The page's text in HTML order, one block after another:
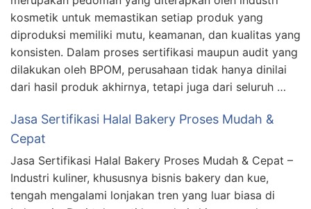
kosmetik untuk memastikan setiap produk yang
diproduksi memiliki mutu, keamanan, dan kualitas yang
konsisten. Dalam proses sertifikasi maupun audit yang
dilakukan oleh BPOM, perusahaan tidak hanya dinilai
dari hasil produk akhirnya, tetapi juga dari seluruh …
Jasa Sertifikasi Halal Bakery Proses Mudah &
Cepat
Jasa Sertifikasi Halal Bakery Proses Mudah & Cepat –
Industri kuliner, khususnya bisnis bakery dan kue,
tengah mengalami lonjakan tren yang luar biasa di